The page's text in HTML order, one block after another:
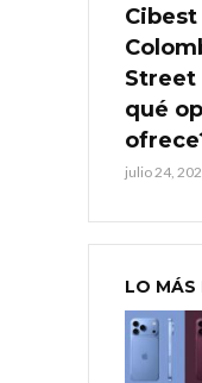
Street
qué
julio 24,
LO MÁS